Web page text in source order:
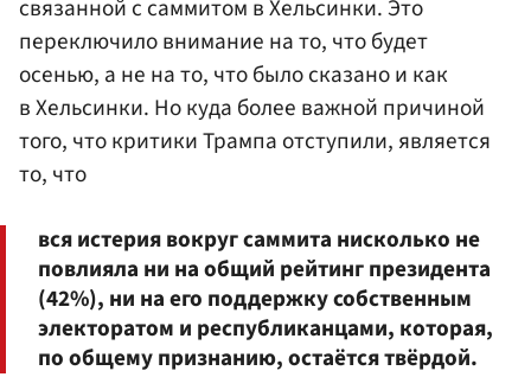
связанной с саммитом в Хельсинки. Это
переключило внимание на то, что будет
осенью, а не на то, что было сказано и как
в Хельсинки. Но куда более важной причиной
того, что критики Трампа отступили, является
то, что
вся истерия вокруг саммита нисколько не
повлияла ни на общий рейтинг президента
(42%), ни на его поддержку собственным
электоратом и республиканцами, которая,
по общему признанию, остаётся твёрдой.